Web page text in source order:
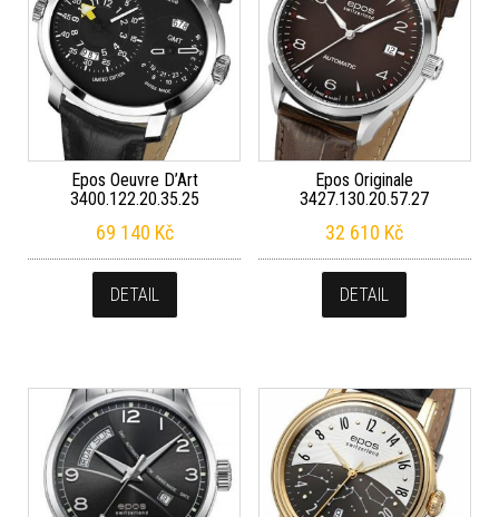
Epos Oeuvre D’Art
3400.122.20.35.25
69 140 Kč
DETAIL
Epos Originale
3427.130.20.57.27
32 610 Kč
DETAIL